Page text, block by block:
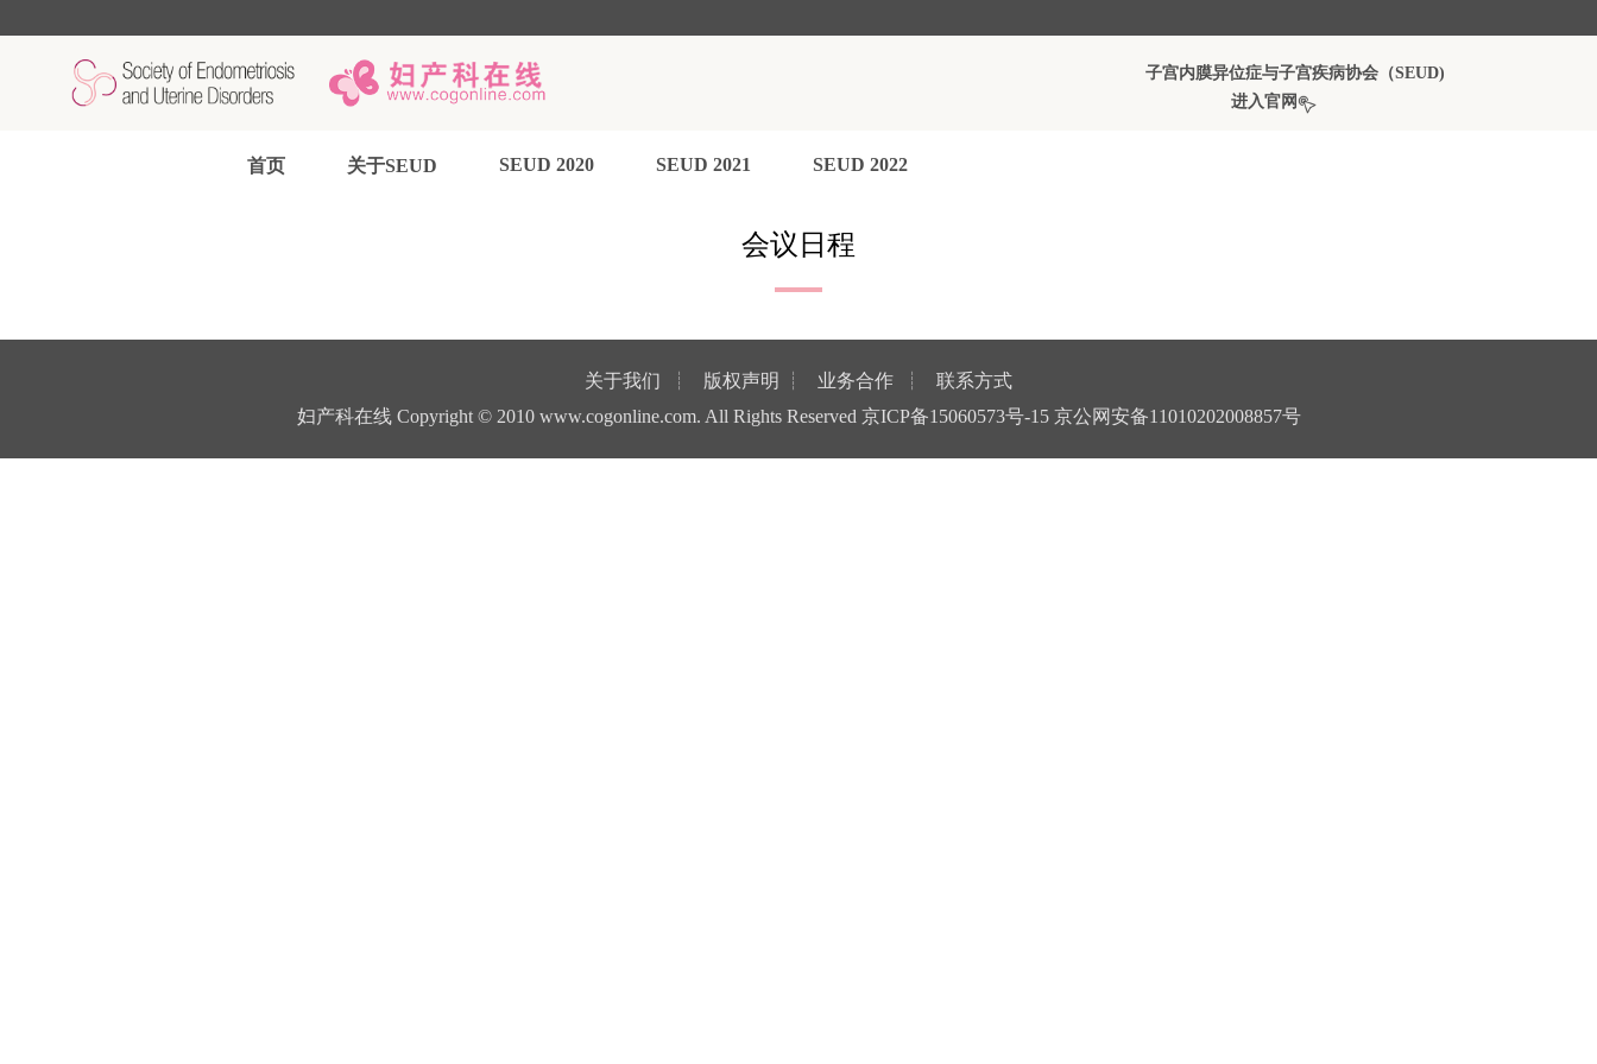
子宫内膜异位症与子宫疾病协会（SEUD)
进入官网
首页 关于SEUD SEUD 2020 SEUD 2021 SEUD 2022
会议日程
关于我们 ┊ 版权声明 ┊ 业务合作 ┊ 联系方式
妇产科在线Copyright © 2010www.cogonline.com. All Rights Reserved 京ICP备15060573号-15京公网安备11010202008857号